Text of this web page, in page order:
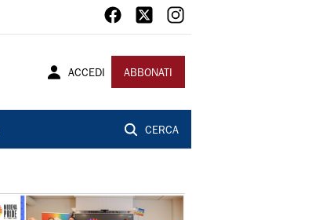
ACCEDI ABBONATI
CERCA